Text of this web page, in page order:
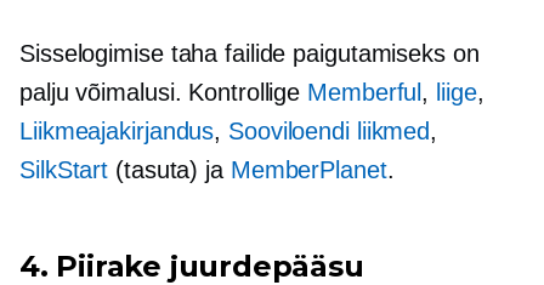
Sisselogimise taha failide paigutamiseks on
palju võimalusi. Kontrollige Memberful, liige,
Liikmeajakirjandus, Sooviloendi liikmed,
SilkStart (tasuta) ja MemberPlanet.
4. Piirake juurdepääsu